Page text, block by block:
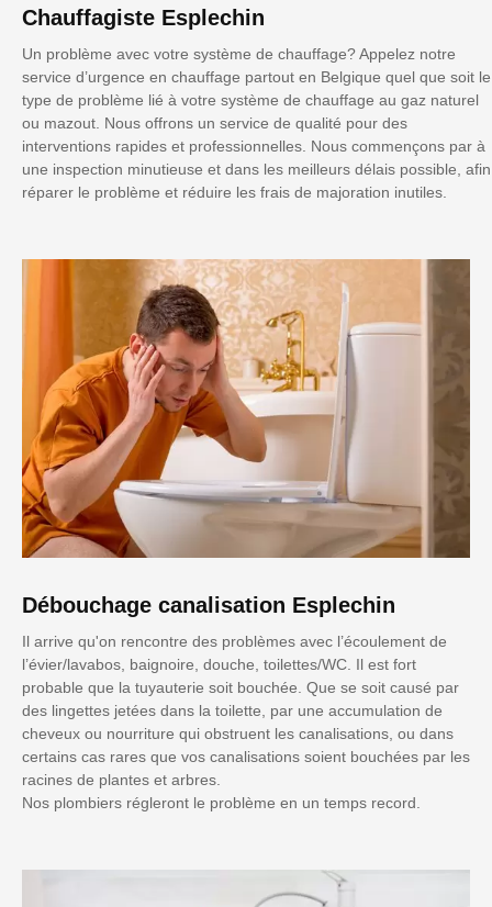
Chauffagiste Esplechin
Un problème avec votre système de chauffage? Appelez notre
service d’urgence en chauffage partout en Belgique quel que soit le
type de problème lié à votre système de chauffage au gaz naturel
ou mazout. Nous offrons un service de qualité pour des
interventions rapides et professionnelles. Nous commençons par à
une inspection minutieuse et dans les meilleurs délais possible, afin
réparer le problème et réduire les frais de majoration inutiles.
Débouchage canalisation Esplechin
Il arrive qu'on rencontre des problèmes avec l’écoulement de
l’évier/lavabos, baignoire, douche, toilettes/WC. Il est fort
probable que la tuyauterie soit bouchée. Que se soit causé par
des lingettes jetées dans la toilette, par une accumulation de
cheveux ou nourriture qui obstruent les canalisations, ou dans
certains cas rares que vos canalisations soient bouchées par les
racines de plantes et arbres.
Nos plombiers régleront le problème en un temps record.